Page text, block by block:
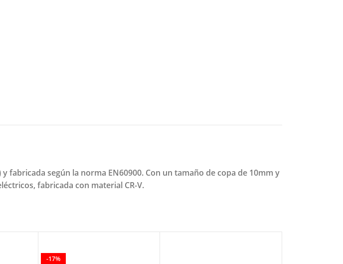
fabricada según la norma EN60900. Con un tamaño de copa de 10mm y
fabricada con material CR-V.
-17%